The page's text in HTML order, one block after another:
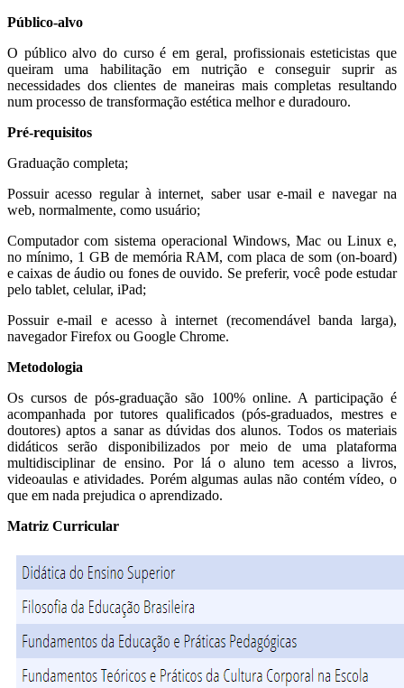
Público-alvo
O público alvo do curso é em geral, profissionais esteticistas que
queiram uma habilitação em nutrição e conseguir suprir as
necessidades dos clientes de maneiras mais completas resultando
num processo de transformação estética melhor e duradouro.
Pré-requisitos
Graduação completa;
Possuir acesso regular à internet, saber usar e-mail e navegar na
web, normalmente, como usuário;
Computador com sistema operacional Windows, Mac ou Linux e,
no mínimo, 1 GB de memória RAM, com placa de som (on-board)
e caixas de áudio ou fones de ouvido. Se preferir, você pode estudar
pelo tablet, celular, iPad;
Possuir e-mail e acesso à internet (recomendável banda larga),
navegador Firefox ou Google Chrome.
Metodologia
Os cursos de pós-graduação são 100% online. A participação é
acompanhada por tutores qualificados (pós-graduados, mestres e
doutores) aptos a sanar as dúvidas dos alunos. Todos os materiais
didáticos serão disponibilizados por meio de uma plataforma
multidisciplinar de ensino. Por lá o aluno tem acesso a livros,
videoaulas e atividades. Porém algumas aulas não contém vídeo, o
que em nada prejudica o aprendizado.
Matriz Curricular